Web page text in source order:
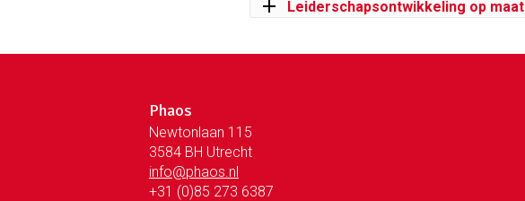
Leiderschaps­ontwikkeling op maat
Phaos
Newtonlaan 115
3584 BH Utrecht
info@phaos.nl
+31 (0)85 273 6387